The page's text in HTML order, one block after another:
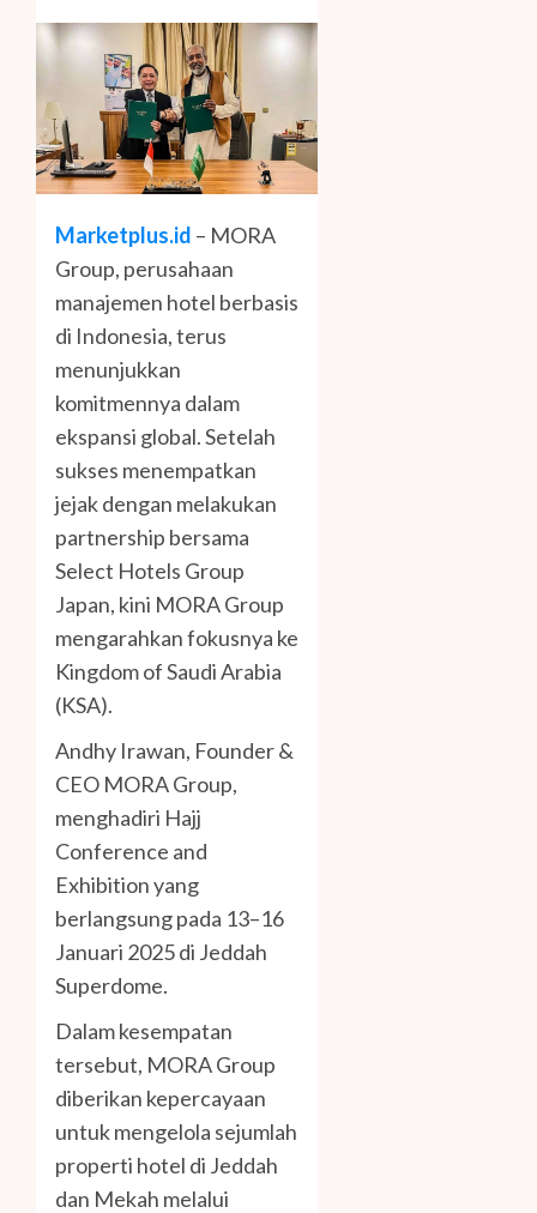
Marketplus.id – MORA
Group, perusahaan
manajemen hotel berbasis
di Indonesia, terus
menunjukkan
komitmennya dalam
ekspansi global. Setelah
sukses menempatkan
jejak dengan melakukan
partnership bersama
Select Hotels Group
Japan, kini MORA Group
mengarahkan fokusnya ke
Kingdom of Saudi Arabia
(KSA).
Andhy Irawan, Founder &
CEO MORA Group,
menghadiri Hajj
Conference and
Exhibition yang
berlangsung pada 13–16
Januari 2025 di Jeddah
Superdome.
Dalam kesempatan
tersebut, MORA Group
diberikan kepercayaan
untuk mengelola sejumlah
properti hotel di Jeddah
dan Mekah melalui